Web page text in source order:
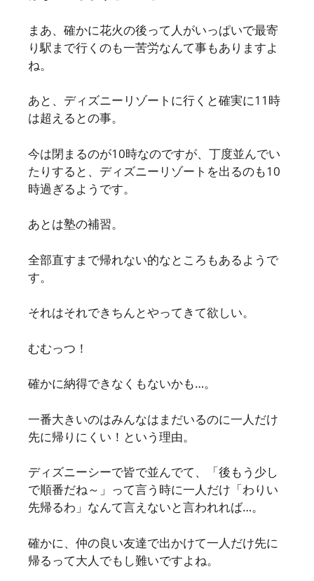
まあ、確かに花火の後って人がいっぱいで最寄
り駅まで行くのも一苦労なんて事もありますよ
ね。
あと、ディズニーリゾートに行くと確実に11時
は超えるとの事。
今は閉まるのが10時なのですが、丁度並んでい
たりすると、ディズニーリゾートを出るのも10
時過ぎるようです。
あとは塾の補習。
全部直すまで帰れない的なところもあるようで
す。
それはそれできちんとやってきて欲しい。
むむっつ！
確かに納得できなくもないかも…。
一番大きいのはみんなはまだいるのに一人だけ
先に帰りにくい！という理由。
ディズニーシーで皆で並んでて、「後もう少し
で順番だね～」って言う時に一人だけ「わりい
先帰るわ」なんて言えないと言われれば…。
確かに、仲の良い友達で出かけて一人だけ先に
帰るって大人でもし難いですよね。